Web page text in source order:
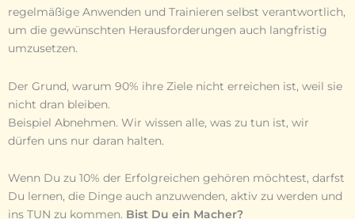
regelmäßige Anwenden und Trainieren selbst verantwortlich,
um die gewünschten Herausforderungen auch langfristig
umzusetzen.
Der Grund, warum 90% ihre Ziele nicht erreichen ist, weil sie
nicht dran bleiben.
Beispiel Abnehmen. Wir wissen alle, was zu tun ist, wir
dürfen uns nur daran halten.
Wenn Du zu 10% der Erfolgreichen gehören möchtest, darfst
Du lernen, die Dinge auch anzuwenden, aktiv zu werden und
ins TUN zu kommen. Bist Du ein Macher?